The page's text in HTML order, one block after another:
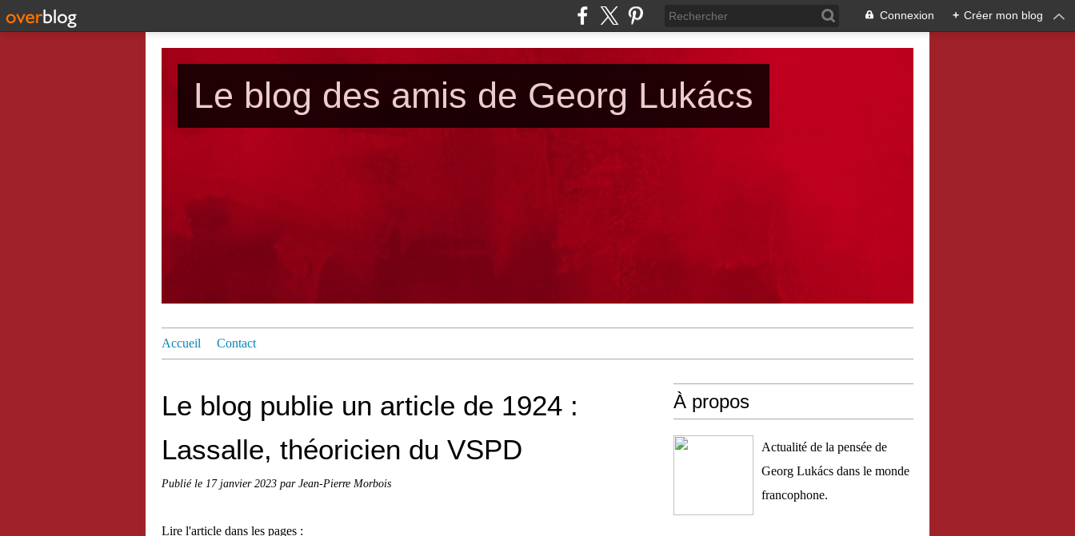
Connexion + Créer mon blog
Le blog des amis de Georg Lukács
Accueil Contact
Le blog publie un article de 1924 :
Lassalle, théoricien du VSPD
Publié le 17 janvier 2023 par Jean-Pierre Morbois
Lire l'article dans les pages :
À propos
Actualité de la pensée de
Georg Lukács dans le monde
francophone.